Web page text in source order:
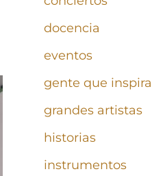
docencia
eventos
gente que inspira
grandes artistas
historias
instrumentos